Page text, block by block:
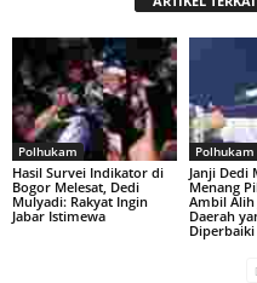
Polhukam
Hasil Survei Indikator di
Bogor Melesat, Dedi
Mulyadi: Rakyat Ingin
Jabar Istimewa
Polhukam
Janji Dedi
Menang
Ambil Alih
Daerah
Diperbaiki